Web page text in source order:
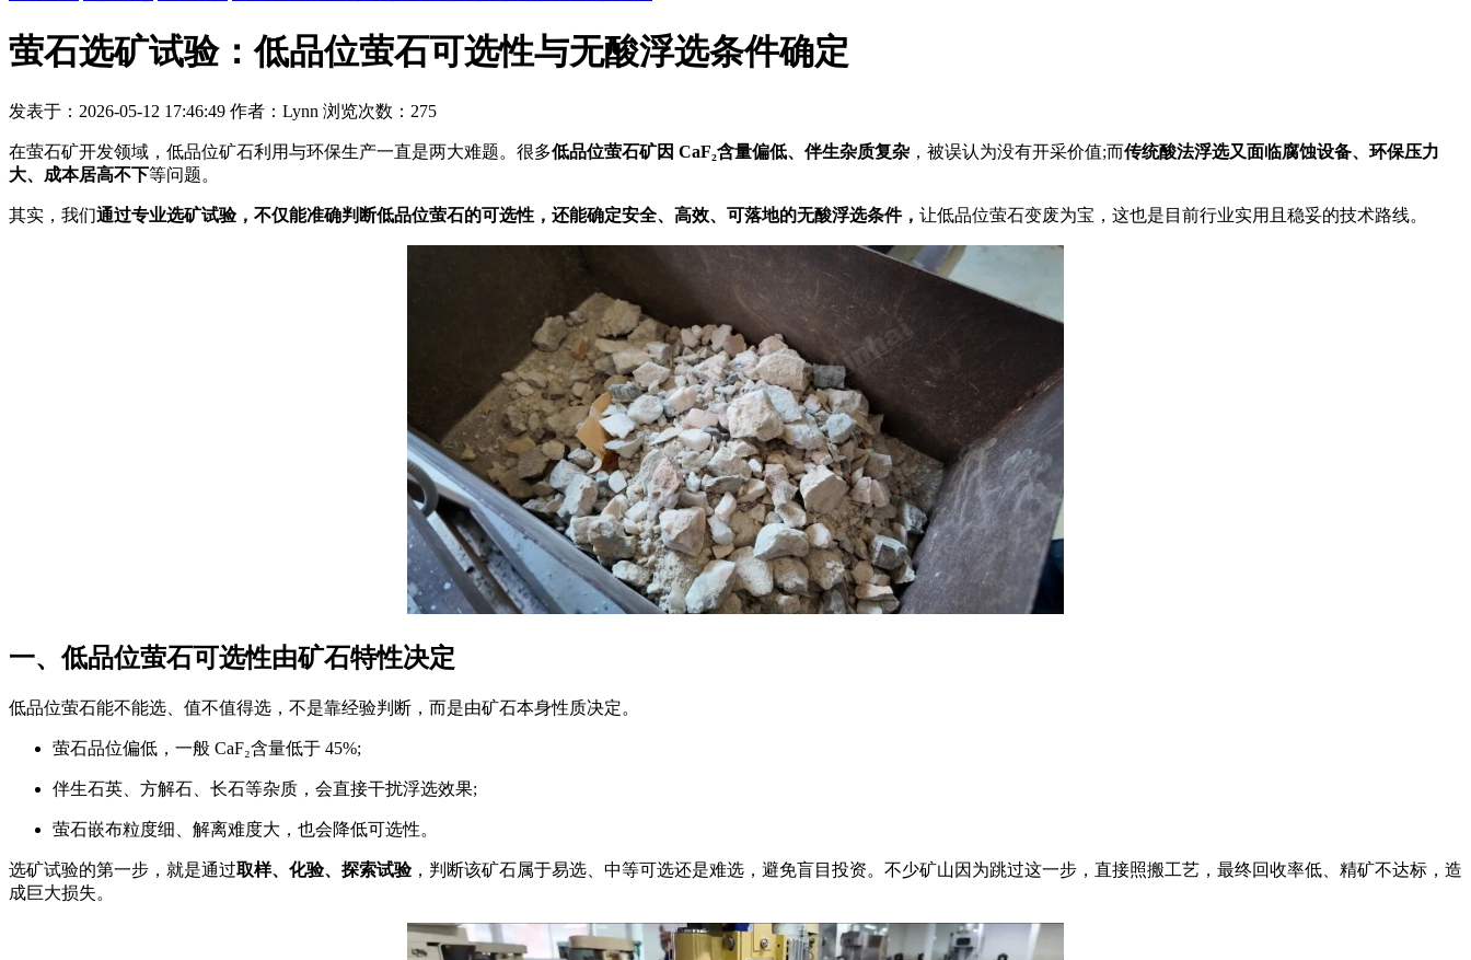
萤石选矿试验：低品位萤石可选性与无酸浮选条件确定
发表于：2026-05-12 17:46:49 作者：Lynn 浏览次数：275
在萤石矿开发领域，低品位矿石利用与环保生产一直是两大难题。很多低品位萤石矿因 CaF₂含量偏低、伴生杂质复杂 ，被误认为没有开采价值;而传统酸法浮选又面临腐蚀设备、环保压力
大、成本居高不下等问题。
其实，我们通过专业选矿试验，不仅能准确判断低品位萤石的可选性，还能确定安全、高效、可落地的无酸浮选条件， 让低品位萤石变废为宝，这也是目前行业实用且稳妥的技术路线。
一、低品位萤石可选性由矿石特性决定
低品位萤石能不能选、值不值得选，不是靠经验判断，而是由矿石本身性质决定。
萤石品位偏低，一般 CaF₂含量低于 45%;
伴生石英、方解石、长石等杂质，会直接干扰浮选效果;
萤石嵌布粒度细、解离难度大，也会降低可选性。
选矿试验的第一步，就是通过取样、化验、探索试验，判断该矿石属于易选、中等可选还是难选，避免盲目投资。不少矿山因为跳过这一步，直接照搬工艺，最终回收率低、精矿不达标，造
成巨大损失。